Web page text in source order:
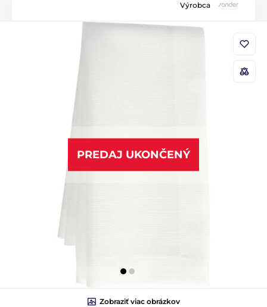
Výrobca
PREDAJ UKONČENÝ
Zobraziť viac obrázkov